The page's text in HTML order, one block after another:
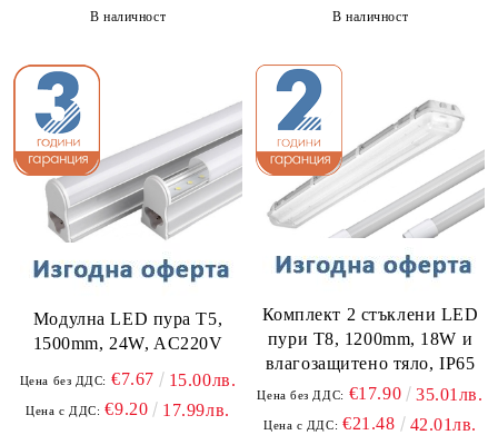
В наличност В наличност
Модулна LED пура T5,
1500mm, 24W, AC220V
Цена без ДДС: €7.67 15.00лв.
Цена с ДДС: €9.20 17.99лв.
Комплект 2 стъклени LED
пури T8, 1200mm, 18W и
влагозащитено тяло, IP65
Цена без ДДС: €17.90 35.01лв.
Цена с ДДС: €21.48 42.01лв.